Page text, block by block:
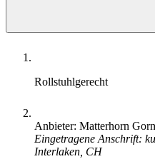
Rollstuhlgerecht
Anbieter: Matterhorn
Eingetragene Anschrift:
Interlaken, CH